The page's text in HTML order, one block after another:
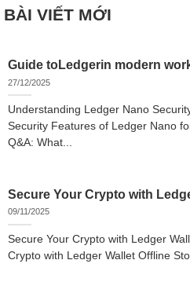
BÀI VIẾT MỚI
Guide toLedgerin modern
27/12/2025
Understanding Ledger Nano
Security Features of Ledger Nano
Q&A: What...
Secure Your Crypto with
09/11/2025
Secure Your Crypto with Ledger
Crypto with Ledger Wallet Offline